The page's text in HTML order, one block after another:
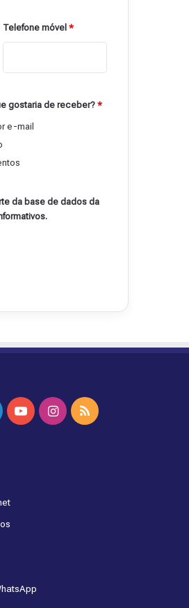
Telefone móvel *
gostaria de receber?*
e-mail
da base de dados da
YouTubeInstagram
RSS